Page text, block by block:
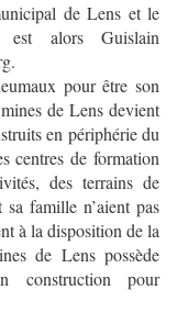
de Lens et le
alors Guislain
pour être son
de Lens devient
en périphérie du
centres de formation
des terrains de
famille n’aient pas
à la disposition de la
de Lens possède
construction pour